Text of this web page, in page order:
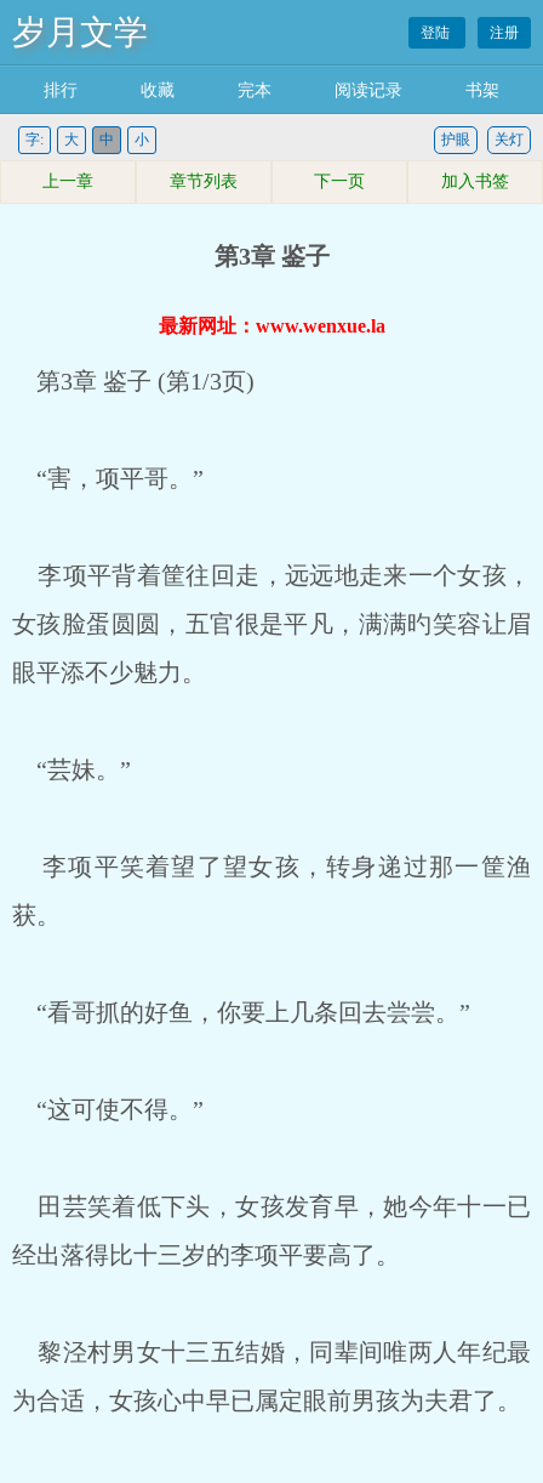
岁月文学 登陆 注册
排行 收藏 完本 阅读记录 书架
字: 大 中 小 关灯
护眼
上一章 章节列表 下一页 加入书签
第3章 鉴子
最新网址：www.wenxue.la
第3章 鉴子 (第1/3页)
“害，项平哥。”
李项平背着筐往回走，远远地走来一个女孩，
女孩脸蛋圆圆，五官很是平凡，满满旳笑容让眉
眼平添不少魅力。
“芸妹。”
李项平笑着望了望女孩，转身递过那一筐渔
获。
“看哥抓的好鱼，你要上几条回去尝尝。”
“这可使不得。”
田芸笑着低下头，女孩发育早，她今年十一已
经出落得比十三岁的李项平要高了。
黎泾村男女十三五结婚，同辈间唯两人年纪最
为合适，女孩心中早已属定眼前男孩为夫君了。